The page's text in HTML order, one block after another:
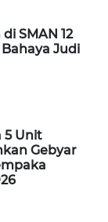
SMAN 12
Judi
5 Unit
Gebyar